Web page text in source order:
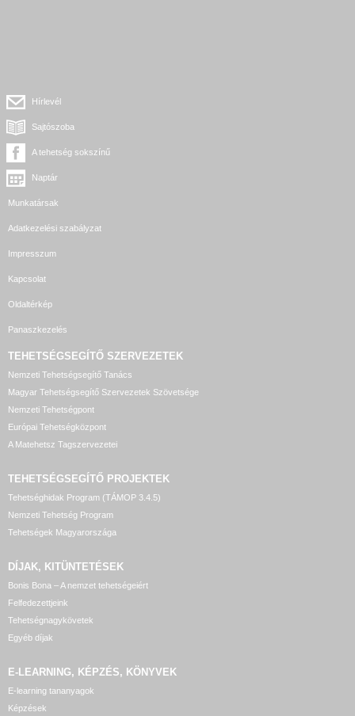
Hírlevél
Sajtószoba
A tehetség sokszínű
Naptár
Munkatársak
Adatkezelési szabályzat
Impresszum
Kapcsolat
Oldaltérkép
Panaszkezelés
TEHETSÉGSEGÍTŐ SZERVEZETEK
Nemzeti Tehetségsegítő Tanács
Magyar Tehetségsegítő Szervezetek Szövetsége
Nemzeti Tehetségpont
Európai Tehetségközpont
A Matehetsz Tagszervezetei
TEHETSÉGSEGÍTŐ PROJEKTEK
Tehetséghidak Program (TÁMOP 3.4.5)
Nemzeti Tehetség Program
Tehetségek Magyarországa
DÍJAK, KITÜNTETÉSEK
Bonis Bona – A nemzet tehetségeiért
Felfedezettjeink
Tehetségnagykövetek
Egyéb díjak
E-LEARNING, KÉPZÉS, KÖNYVEK
E-learning tananyagok
Képzések